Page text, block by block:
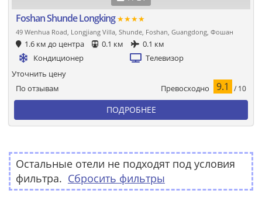
Foshan Shunde Longking★★★★
49 Wenhua Road, Longjiang Villa, Shunde, Foshan, Guangdong, Фошан
1.6 км до центра 0.1 км
0.1 км
Кондиционер
Телевизор
По отзывам Превосходно 9.1 / 10
Уточнить цену
ПОДРОБНЕЕ
Остальные отели не подходят под условия
фильтра. Сбросить фильтры